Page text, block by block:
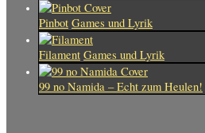
Pinbot Games und Lyrik
Filament Games und Lyrik
99 no Namida – Echt zum Heulen!